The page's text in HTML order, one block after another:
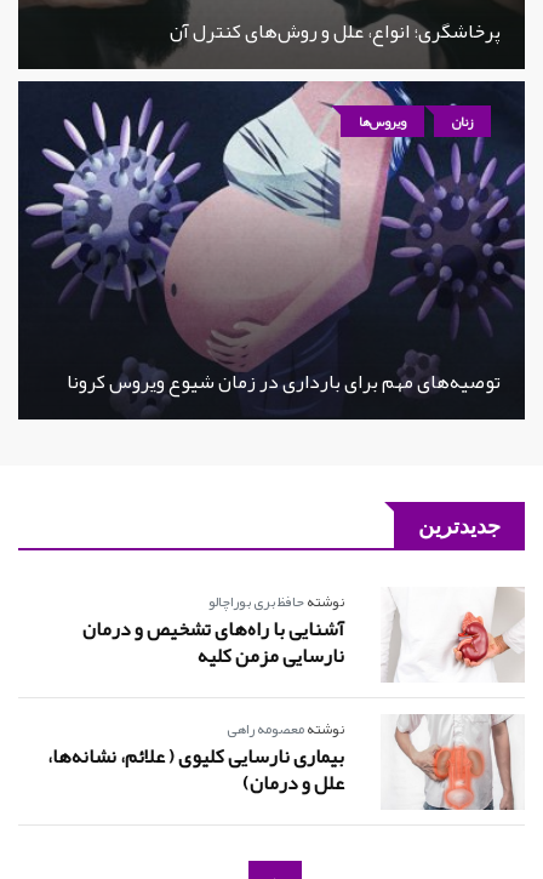
پرخاشگری؛ انواع، علل و روش‌های کنترل آن
زنان ویروس‌ها
توصیه‌های مهم برای بارداری در زمان شیوع ویروس کرونا
جدیدترین
نوشتهحافظ بری بوراچالو
آشنایی با راه‌های تشخیص و درمان
نارسایی مزمن کلیه
نوشتهمعصومه راهی
بیماری نارسایی کلیوی ( علائم، نشانه‌ها،
علل و درمان)